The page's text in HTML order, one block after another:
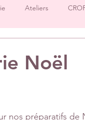
Ateliers
Créations Mes
Noël
sur 5.
nos préparatifs de